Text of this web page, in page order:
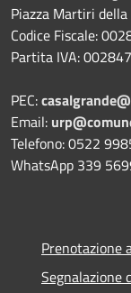
Piazza Martiri
Codice Fiscale:
Partita IVA:
PEC:
Email:
Telefono: 0522
WhatsApp 339
Prenotazione
Segnalazione